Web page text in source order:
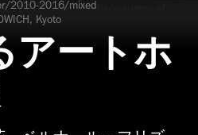
2016/mixed media/courtesy of
2010-2016/mixed
Kyoto
アートホ